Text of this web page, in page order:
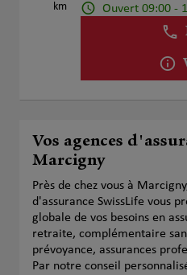
km
Ouvert 09:00 -
Vos agences
Marcigny
Près de chez vous à
d'assurance SwissLife vous
globale de vos besoins en
retraite, complémentaire
prévoyance, assurances
Par notre conseil